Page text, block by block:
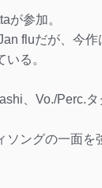
が参加。
fluだが、今作
る。
、Vo./Perc.
ソングの一面を